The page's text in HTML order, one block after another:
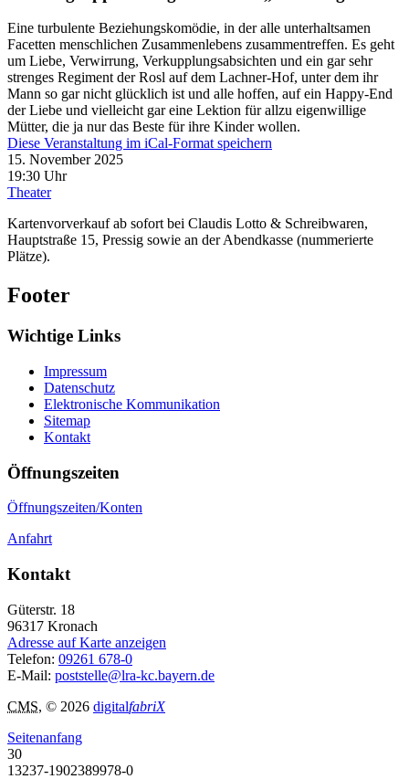
Eine turbulente Beziehungskomödie, in der alle unterhaltsamen
Facetten menschlichen Zusammenlebens zusammentreffen. Es geht
um Liebe, Verwirrung, Verkupplungsabsichten und ein gar sehr
strenges Regiment der Rosl auf dem Lachner-Hof, unter dem ihr
Mann so gar nicht glücklich ist und alle hoffen, auf ein Happy-End
der Liebe und vielleicht gar eine Lektion für allzu eigenwillige
Mütter, die ja nur das Beste für ihre Kinder wollen.
Diese Veranstaltung im iCal-Format speichern
15. November 2025
19:30 Uhr
Theater
Kartenvorverkauf ab sofort bei Claudis Lotto & Schreibwaren,
Hauptstraße 15, Pressig sowie an der Abendkasse (nummerierte
Plätze).
Footer
Wichtige Links
Impressum
Datenschutz
Elektronische Kommunikation
Sitemap
Kontakt
Öffnungszeiten
Öffnungszeiten/Konten
Anfahrt
Kontakt
Güterstr. 18
96317 Kronach
Adresse auf Karte anzeigen
Telefon: 09261 678-0
E-Mail: poststelle@lra-kc.bayern.de
CMS, © 2026 digitalfabriX
Seitenanfang
30
13237-1902389978-0